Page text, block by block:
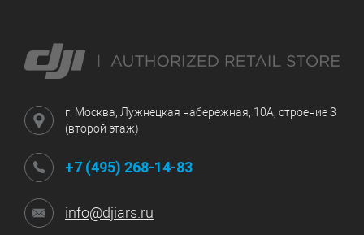
г. Москва, Лужнецкая набережная, 10А, строение 3
(второй этаж)
+7 (495) 268-14-83
info@djiars.ru